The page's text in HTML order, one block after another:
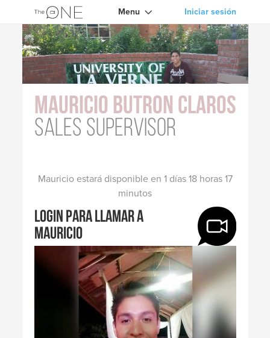
Menu Iniciar sesión
Mauricio Butron Claros
Sales Supervisor
Mauricio estará disponible en 1 días 18 horas 17
minutos
Login para llamar a
Mauricio